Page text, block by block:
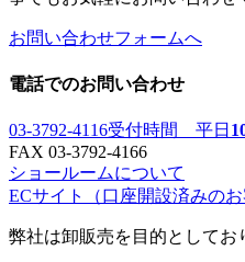
お問い合わせフォームへ
電話でのお問い合わせ
03-3792-4116受付時間 平日
FAX 03-3792-4166
ショールームについて
ECサイト
（口座開設済みのお
弊社は卸販売を目的としてお